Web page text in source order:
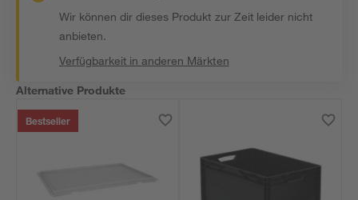
Wir können dir dieses Produkt zur Zeit leider nicht
anbieten.
Verfügbarkeit in anderen Märkten
Alternative Produkte
Bestseller